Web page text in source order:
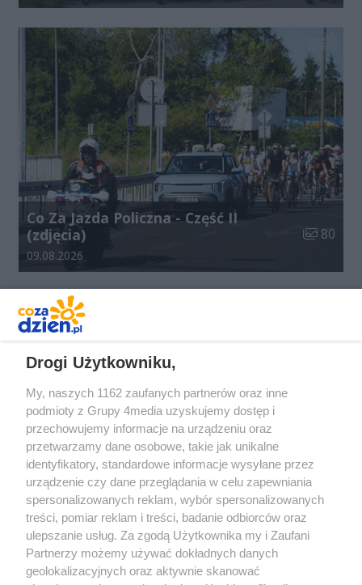
Co Za Jazda Policzna - Część II
(zdjęcia)
Liczba
80
Data dodania galerii:
09.08.2026
Redakcja Reklama Prywatność
Praca Łódź
the:protocol
Drogi Użytkowniku,
My, naszych 1162 zaufanych partnerów oraz inne
podmioty z Grupy 4media uzyskujemy dostęp i
przechowujemy informacje na urządzeniu oraz
przetwarzamy dane osobowe, takie jak unikalne
identyfikatory, standardowe informacje wysyłane przez
urządzenie czy dane przeglądania w celu zapewniania
spersonalizowanych reklam, wybór spersonalizowanych
treści, pomiar reklam i treści, badanie odbiorców oraz
ulepszanie usług. Za zgodą Użytkownika my i Zaufani
Partnerzy możemy używać dokładnych danych
geolokalizacyjnych oraz aktywnie skanować